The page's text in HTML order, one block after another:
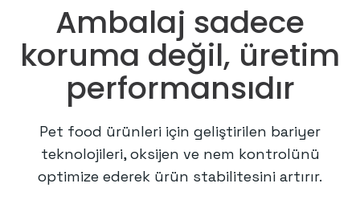
Ambalaj sadece
koruma değil, üretim
performansıdır
Pet food ürünleri için geliştirilen bariyer
teknolojileri, oksijen ve nem kontrolünü
optimize ederek ürün stabilitesini artırır.